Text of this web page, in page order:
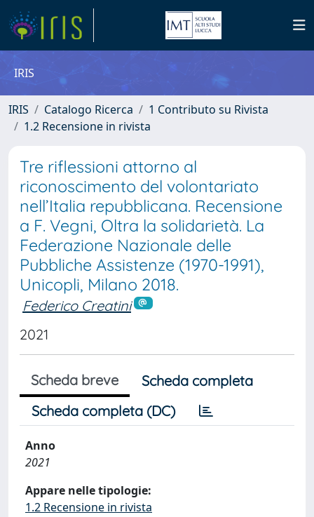
IRIS
IRIS Catalogo Ricerca
1 Contributo su Rivista
1.2 Recensione in rivista
Tre riflessioni attorno al
riconoscimento del volontariato
nell’Italia repubblicana. Recensione
a F. Vegni, Oltra la solidarietà. La
Federazione Nazionale delle
Pubbliche Assistenze (1970-1991),
Unicopli, Milano 2018.
Federico Creatini
2021
Scheda breve
Scheda completa
Scheda completa (DC)
Anno
2021
Appare nelle tipologie:
1.2 Recensione in rivista